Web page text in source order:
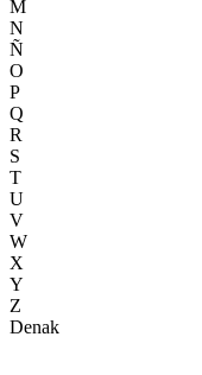
M
N
Ñ
O
P
Q
R
S
T
U
V
W
X
Y
Z
Denak